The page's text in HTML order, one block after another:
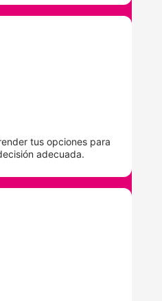
tus opciones para
adecuada.